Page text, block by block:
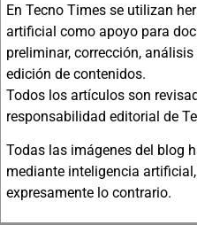
En Tecno Times se utilizan
artificial como apoyo para
preliminar, corrección,
edición de contenidos.
Todos los artículos son
responsabilidad editorial de
Todas las imágenes del blog
mediante inteligencia
expresamente lo contrario.